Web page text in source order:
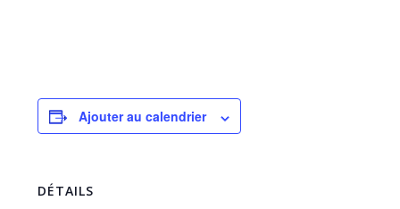
Ajouter au calendrier
DÉTAILS